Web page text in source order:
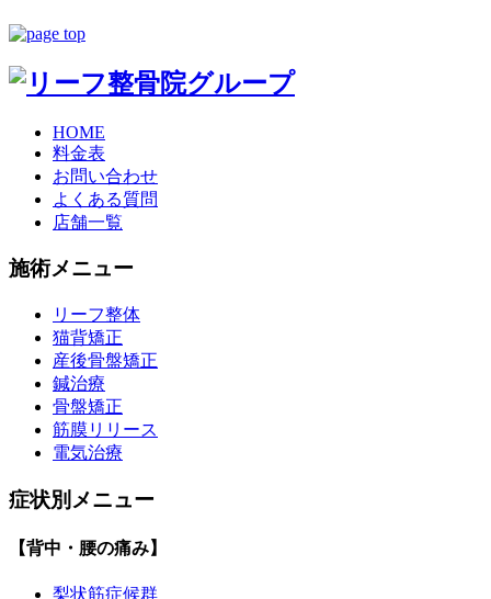
HOME
料金表
お問い合わせ
よくある質問
店舗一覧
施術メニュー
リーフ整体
猫背矯正
産後骨盤矯正
鍼治療
骨盤矯正
筋膜リリース
電気治療
症状別メニュー
【背中・腰の痛み】
梨状筋症候群